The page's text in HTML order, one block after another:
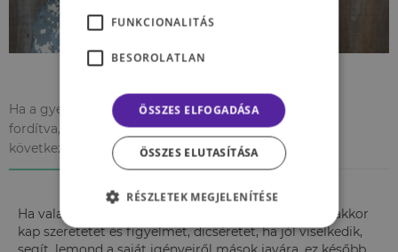
Ha a gyerek helyezi előtérbe a szülő igényeit, és nem
fordítva, annak a későbbiekben számos negatív
következménye lehet.
Ha valaki gyerekként sokszor tapasztalta azt, hogy akkor
kap szeretetet és figyelmet, dicséretet, ha jól viselkedik,
FUNKCIONALITÁS
BESOROLATLAN
ÖSSZES ELFOGADÁSA
ÖSSZES ELUTASÍTÁSA
RÉSZLETEK MEGJELENÍTÉSE